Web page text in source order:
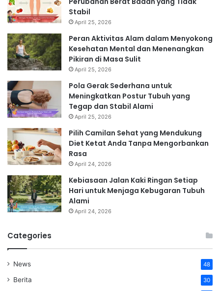
Stabil
April 25, 2026
Peran Aktivitas Alam dalam Menyokong
Kesehatan Mental dan Menenangkan
Pikiran di Masa Sulit
April 25, 2026
Pola Gerak Sederhana untuk
Meningkatkan Postur Tubuh yang
Tegap dan Stabil Alami
April 25, 2026
Pilih Camilan Sehat yang Mendukung
Diet Ketat Anda Tanpa Mengorbankan
Rasa
April 24, 2026
Kebiasaan Jalan Kaki Ringan Setiap
Hari untuk Menjaga Kebugaran Tubuh
Alami
April 24, 2026
Categories
News 48
Berita 30